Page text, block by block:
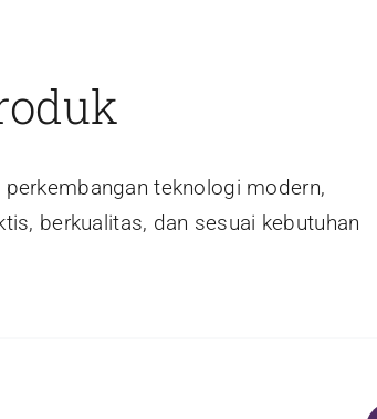
teknologi modern,
berkualitas, dan sesuai kebutuhan